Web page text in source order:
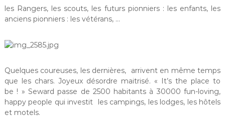
les Rangers, les scouts, les futurs pionniers : les enfants, les
anciens pionniers : les vétérans, …
Quelques coureuses, les dernières, arrivent en même temps
que les chars. Joyeux désordre maitrisé. « It’s the place to
be ! » Seward passe de 2500 habitants à 30000 fun-loving,
happy people qui investit les campings, les lodges, les hôtels
et motels.